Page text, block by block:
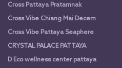
Cross Pattaya Pratamnak
Cross Vibe Chiang Mai Decem
Cross Vibe Pattaya Seaphere
CRYSTAL PALACE PATTAYA
D Eco wellness center pattaya